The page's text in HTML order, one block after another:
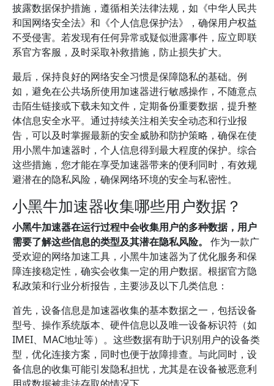
披露数据保护措施，遵循相关法律法规，如《中华人民共
和国网络安全法》和《个人信息保护法》，确保用户权益
不受侵害。若发现有任何异常或疑似泄露事件，应立即联
系官方客服，及时采取补救措施，防止损失扩大。
最后，保持良好的网络安全习惯是保障隐私的基础。例
如，避免在公共场所使用加速器进行敏感操作，不随意点
击陌生链接或下载未知文件，定期备份重要数据，提升整
体信息安全水平。通过持续关注相关安全动态和行业报
告，可以及时掌握最新的安全威胁和防护策略，确保在使
用小黑牛加速器时，个人信息得到最大程度的保护。综合
这些措施，您才能在享受加速器带来的便利同时，有效规
避潜在的隐私风险，确保网络环境的安全与私密性。
小黑牛加速器收集哪些用户数据？
小黑牛加速器在运行过程中会收集用户的多种数据，用户
需要了解这些信息的类型及其潜在隐私风险。
作为一款广
受欢迎的网络加速工具，小黑牛加速器为了优化服务和保
障连接稳定性，确实会收集一定的用户数据。根据官方隐
私政策和行业分析报告，主要涉及以下几类信息：
首先，设备信息是加速器收集的基本数据之一，包括设备
型号、操作系统版本、硬件信息以及唯一设备标识符（如
IMEI、MAC地址等）。这些数据有助于识别用户的设备类
型，优化连接方案，同时也便于故障排查。与此同时，设
备信息的收集可能引发隐私担忧，尤其是在设备被恶意利